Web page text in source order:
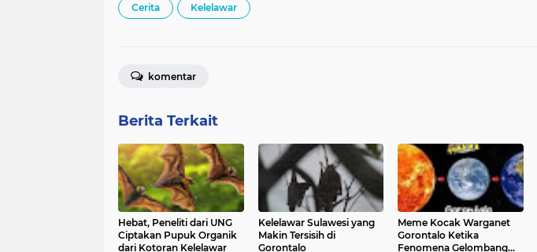
Cerita Kelelawar
komentar
Berita Terkait
Hebat, Peneliti dari UNG
Ciptakan Pupuk Organik
dari Kotoran Kelelawar
Kelelawar Sulawesi yang
Makin Tersisih di
Gorontalo
Meme Kocak Warganet
Gorontalo Ketika
Fenomena Gelombang